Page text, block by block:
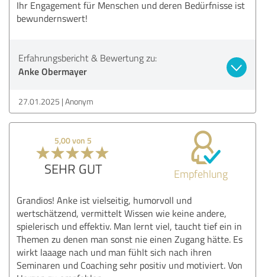
Ihr Engagement für Menschen und deren Bedürfnisse ist
bewundernswert!
Erfahrungsbericht & Bewertung zu:
Anke Obermayer
27.01.2025 Anonym
5,00 von 5
SEHR GUT Empfehlung
Grandios! Anke ist vielseitig, humorvoll und
wertschätzend, vermittelt Wissen wie keine andere,
spielerisch und effektiv. Man lernt viel, taucht tief ein in
Themen zu denen man sonst nie einen Zugang hätte. Es
wirkt laaage nach und man fühlt sich nach ihren
Seminaren und Coaching sehr positiv und motiviert. Von